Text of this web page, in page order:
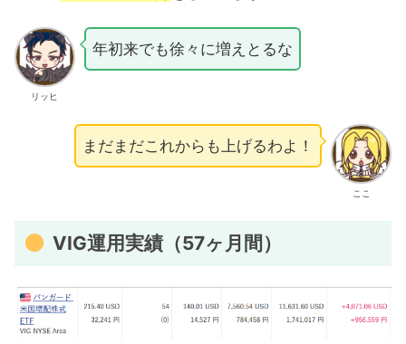
リッヒ
年初来でも徐々に増えとるな
ここ
まだまだこれからも上げるわよ！
VIG運用実績（57ヶ月間）